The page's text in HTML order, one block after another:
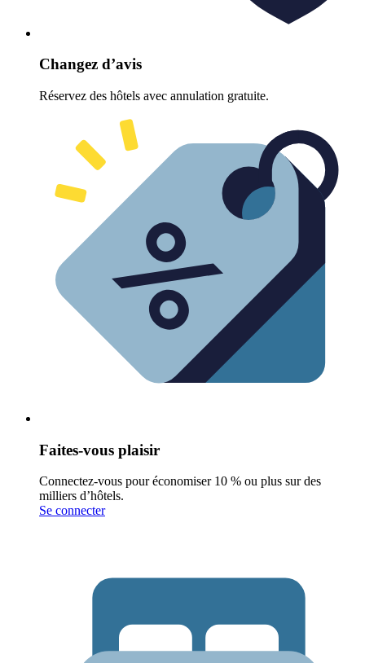
Changez d’avis
Réservez des hôtels avec annulation gratuite.
Faites-vous plaisir
Connectez-vous pour économiser 10 % ou plus sur des
milliers d’hôtels.
Se connecter